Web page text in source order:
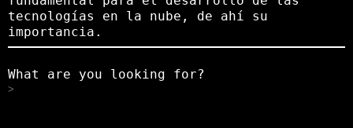
tecnologías en la nube, de ahí su
importancia.
What are you looking for?